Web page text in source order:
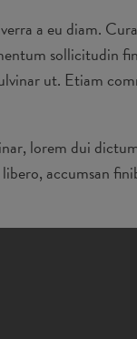
a eu diam.
sollicitudin
ut. Etiam
lorem dui
accumsan